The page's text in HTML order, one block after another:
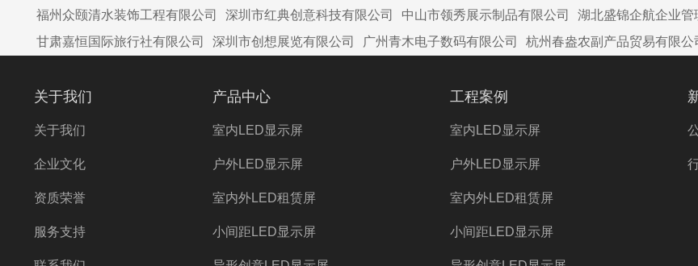
福州众颐清水装饰工程有限公司
深圳市红典创意科技有限公司 中山市领秀展示制品有限公司 湖北盛锦企航企业管
甘肃嘉恒国际旅行社有限公司
深圳市创想展览有限公司 广州青木电子数码有限公司 杭州春盎农副产品贸易有限公
关于我们
关于我们
企业文化
资质荣誉
服务支持
产品中心
室内LED显示屏
户外LED显示屏
室内外LED租赁屏
小间距LED显示屏
工程案例
室内LED显示屏
户外LED显示屏
室内外LED租赁屏
小间距LED显示屏